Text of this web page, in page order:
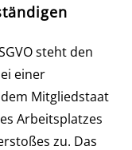
steht den
einer
Mitgliedstaat
Arbeitsplatzes
zu. Das